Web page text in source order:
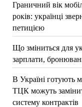
Граничний вік
років: українці
петицією
Що зміниться для
зарплати,
В Україні готують
ТЦК можуть
систему контрактів